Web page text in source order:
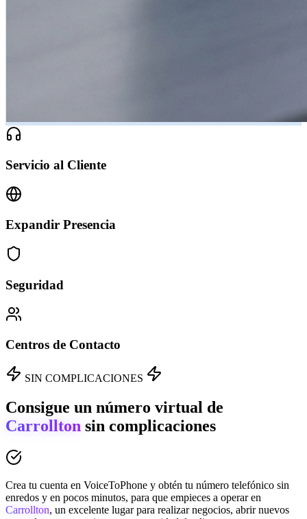
Servicio al Cliente
Expandir Presencia
Seguridad
Centros de Contacto
SIN COMPLICACIONES
Consigue un número virtual de
Carrollton sin complicaciones
Crea tu cuenta en VoiceToPhone y obtén tu número telefónico sin
enredos y en pocos minutos, para que empieces a operar en
Carrollton, un excelente lugar para realizar negocios, abrir nuevos